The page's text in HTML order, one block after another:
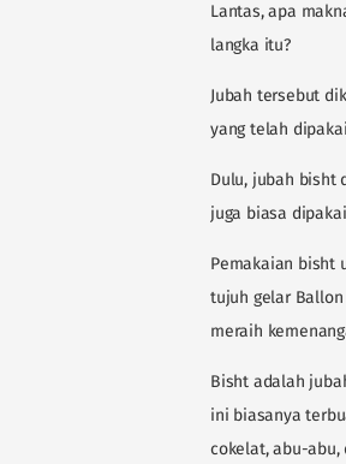
Lantas, apa
langka itu?
Jubah tersebut
yang telah
Dulu, jubah bisht
juga biasa
Pemakaian bisht
tujuh gelar Ballon
meraih
Bisht adalah
ini biasanya
cokelat, abu-abu,